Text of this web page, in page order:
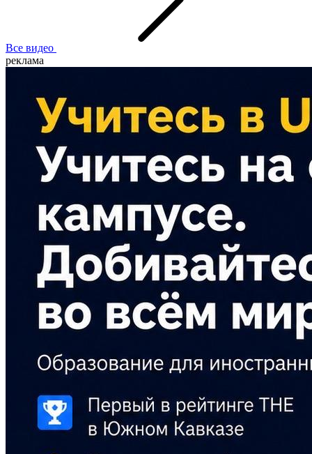
Все видео
реклама